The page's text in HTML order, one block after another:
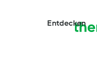
Entdecken